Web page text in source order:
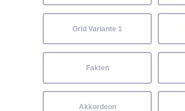
Grid Variante 1
Fakten
Akkordeon